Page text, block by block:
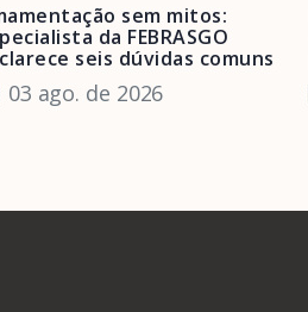
sem mitos:
da FEBRASGO
seis dúvidas comuns
03 ago. de 2026